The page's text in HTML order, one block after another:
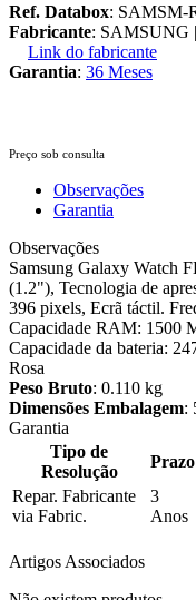
Ref. Databox: SAMSM-
Fabricante: SAMSUNG |
Link do fabricante
Garantia: 36 Meses
Preço sob consulta
Observações
Garantia
Observações
Samsung Galaxy Watch
(1.2"), Tecnologia de
396 pixels, Ecrã táctil.
Capacidade RAM: 1500
Capacidade da bateria:
Rosa
Peso Bruto: 0.110 kg
Dimensões Embalagem:
Garantia
Tipo de
Resolução
Prazo
Repar. Fabricante
via Fabric.
3
Anos
Artigos Associados